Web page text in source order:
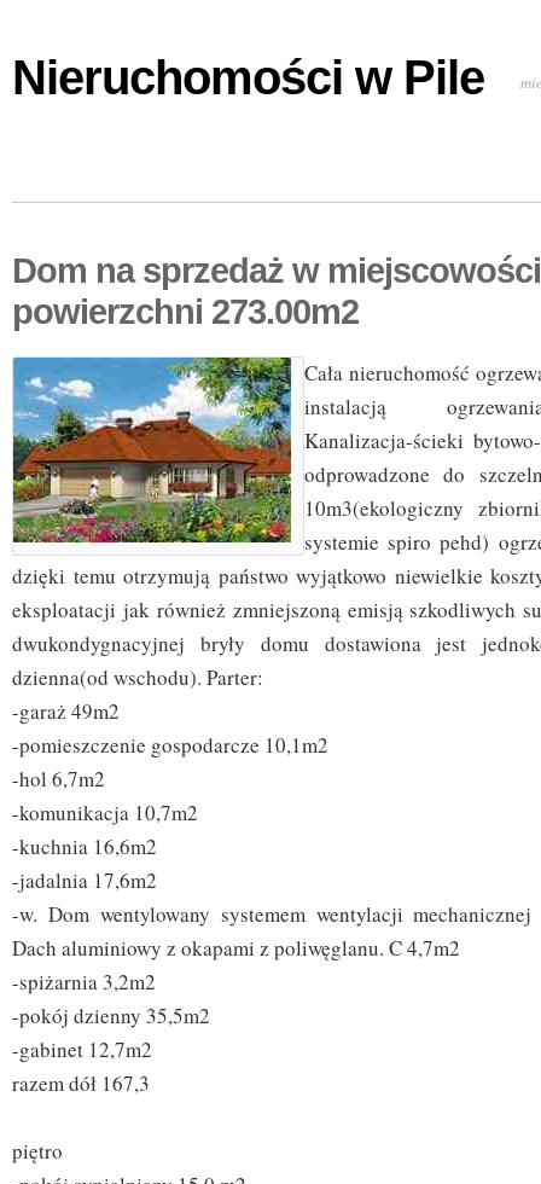
Nieruchomości w Pile
Dom na sprzedaż w
powierzchni 273.00m2
Cała nieruchomość
instalacją
Kanalizacja-ścieki
odprowadzone do
10m3(ekologiczny
systemie spiro pehd)
dzięki temu otrzymują państwo wyjątkowo niewielkie
eksploatacji jak również zmniejszoną emisją szkodliwych
dwukondygnacyjnej bryły domu dostawiona jest
dzienna(od wschodu). Parter:
-garaż 49m2
-pomieszczenie gospodarcze 10,1m2
-hol 6,7m2
-komunikacja 10,7m2
-kuchnia 16,6m2
-jadalnia 17,6m2
-w. Dom wentylowany systemem wentylacji
Dach aluminiowy z okapami z poliwęglanu. C 4,7m2
-spiżarnia 3,2m2
-pokój dzienny 35,5m2
-gabinet 12,7m2
razem dół 167,3
piętro